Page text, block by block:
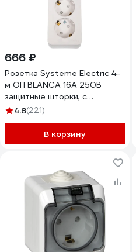
666 ₽
Розетка Systeme Electric 4-
м ОП BLANCA 16А 250В
защитные шторки, с
заземлением BLNRA011411
4.8(221)
В корзину